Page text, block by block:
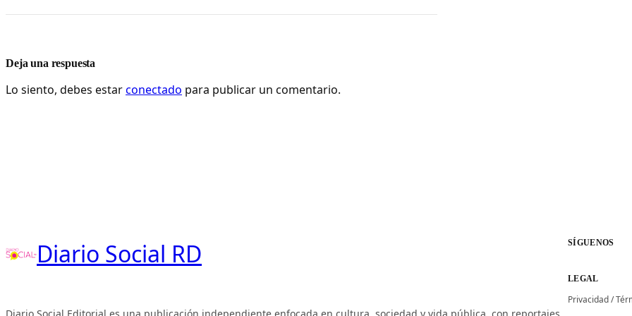
Deja una respuesta
Lo siento, debes estarconectado para publicar un comentario.
Diario Social RD SÍGUENOS
LEGAL
Privacidad/